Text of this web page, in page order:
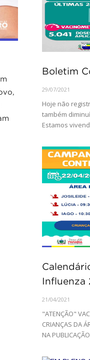
Boletim
29/07/2021
Hoje não
também
Estamos
Influenza
21/04/2021
"ATENÇÃO"
CRIANÇAS DA
NA